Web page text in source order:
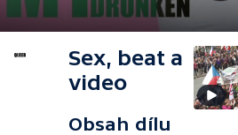
Sex, beat a
video
Obsah dílu